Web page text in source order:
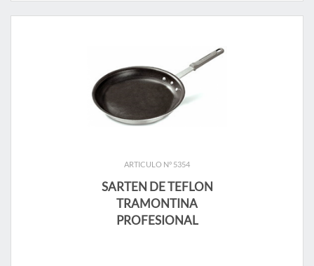
ARTICULO N° 5354
SARTEN DE TEFLON
TRAMONTINA
PROFESIONAL